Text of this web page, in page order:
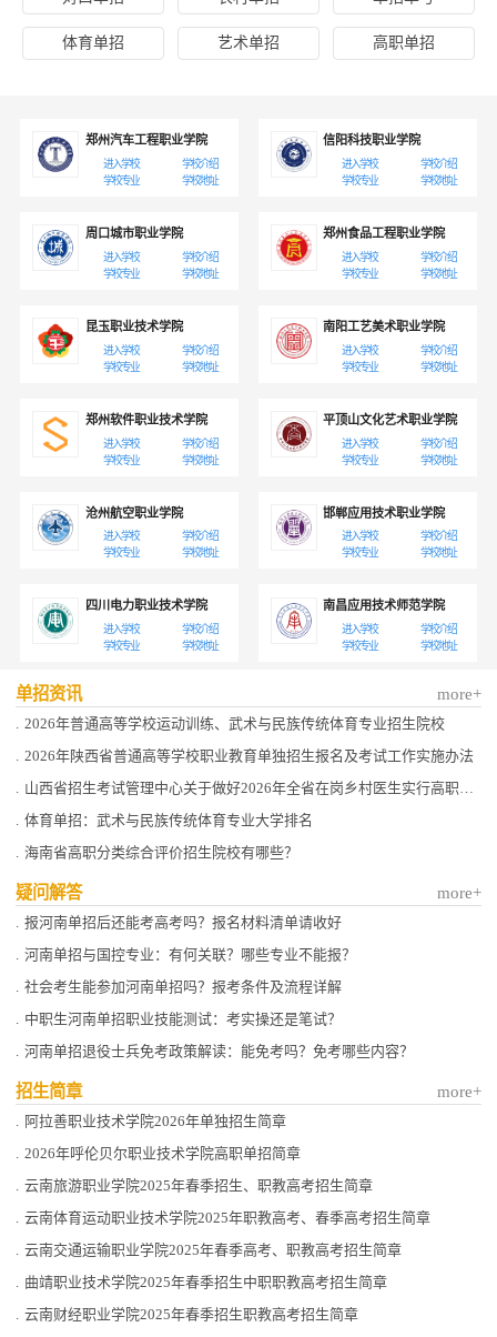
大国际赛事。2014年开始，在北
京市教委的支持下举办职业技能
大赛，连续两年获得中职键盘比
体师生员工遵循着“尚德、砺志、
博学、精艺”的精神，以学生为
本，为向大学输送优秀后备人
为创建中国“双一流”学校、为建
设世界一流的专业音乐学校而努
体育单招 艺术单招 高职单招
郑州汽车工程职业学院
进入学校
学校介绍
学校专业
学校地址
信阳科技职业学院
进入学校
学校介绍
学校专业
学校地址
周口城市职业学院
进入学校
学校介绍
学校专业
学校地址
郑州食品工程职业学院
进入学校
学校介绍
学校专业
学校地址
昆玉职业技术学院
进入学校
学校介绍
学校专业
学校地址
南阳工艺美术职业学院
进入学校
学校介绍
学校专业
学校地址
郑州软件职业技术学院
进入学校
学校介绍
学校专业
学校地址
平顶山文化艺术职业学院
进入学校
学校介绍
学校专业
学校地址
沧州航空职业学院
进入学校
学校介绍
学校专业
学校地址
邯郸应用技术职业学院
进入学校
学校介绍
学校专业
学校地址
四川电力职业技术学院
进入学校
学校介绍
学校专业
学校地址
南昌应用技术师范学院
进入学校
学校介绍
学校专业
学校地址
单招资讯 more+
. 2026年普通高等学校运动训练、武术与民族传统体育专业招生院校
. 2026年陕西省普通高等学校职业教育单独招生报名及考试工作实施办法
. 山西省招生考试管理中心关于做好2026年全省在岗乡村医生实行高职院校单独招生工作的通知
. 体育单招：武术与民族传统体育专业大学排名
. 海南省高职分类综合评价招生院校有哪些？
疑问解答 more+
. 报河南单招后还能考高考吗？报名材料清单请收好
. 河南单招与国控专业：有何关联？哪些专业不能报？
. 社会考生能参加河南单招吗？报考条件及流程详解
. 中职生河南单招职业技能测试：考实操还是笔试？
. 河南单招退役士兵免考政策解读：能免考吗？免考哪些内容？
招生简章 more+
. 阿拉善职业技术学院2026年单独招生简章
. 2026年呼伦贝尔职业技术学院高职单招简章
. 云南旅游职业学院2025年春季招生、职教高考招生简章
. 云南体育运动职业技术学院2025年职教高考、春季高考招生简章
. 云南交通运输职业学院2025年春季高考、职教高考招生简章
. 曲靖职业技术学院2025年春季招生中职职教高考招生简章
. 云南财经职业学院2025年春季招生职教高考招生简章